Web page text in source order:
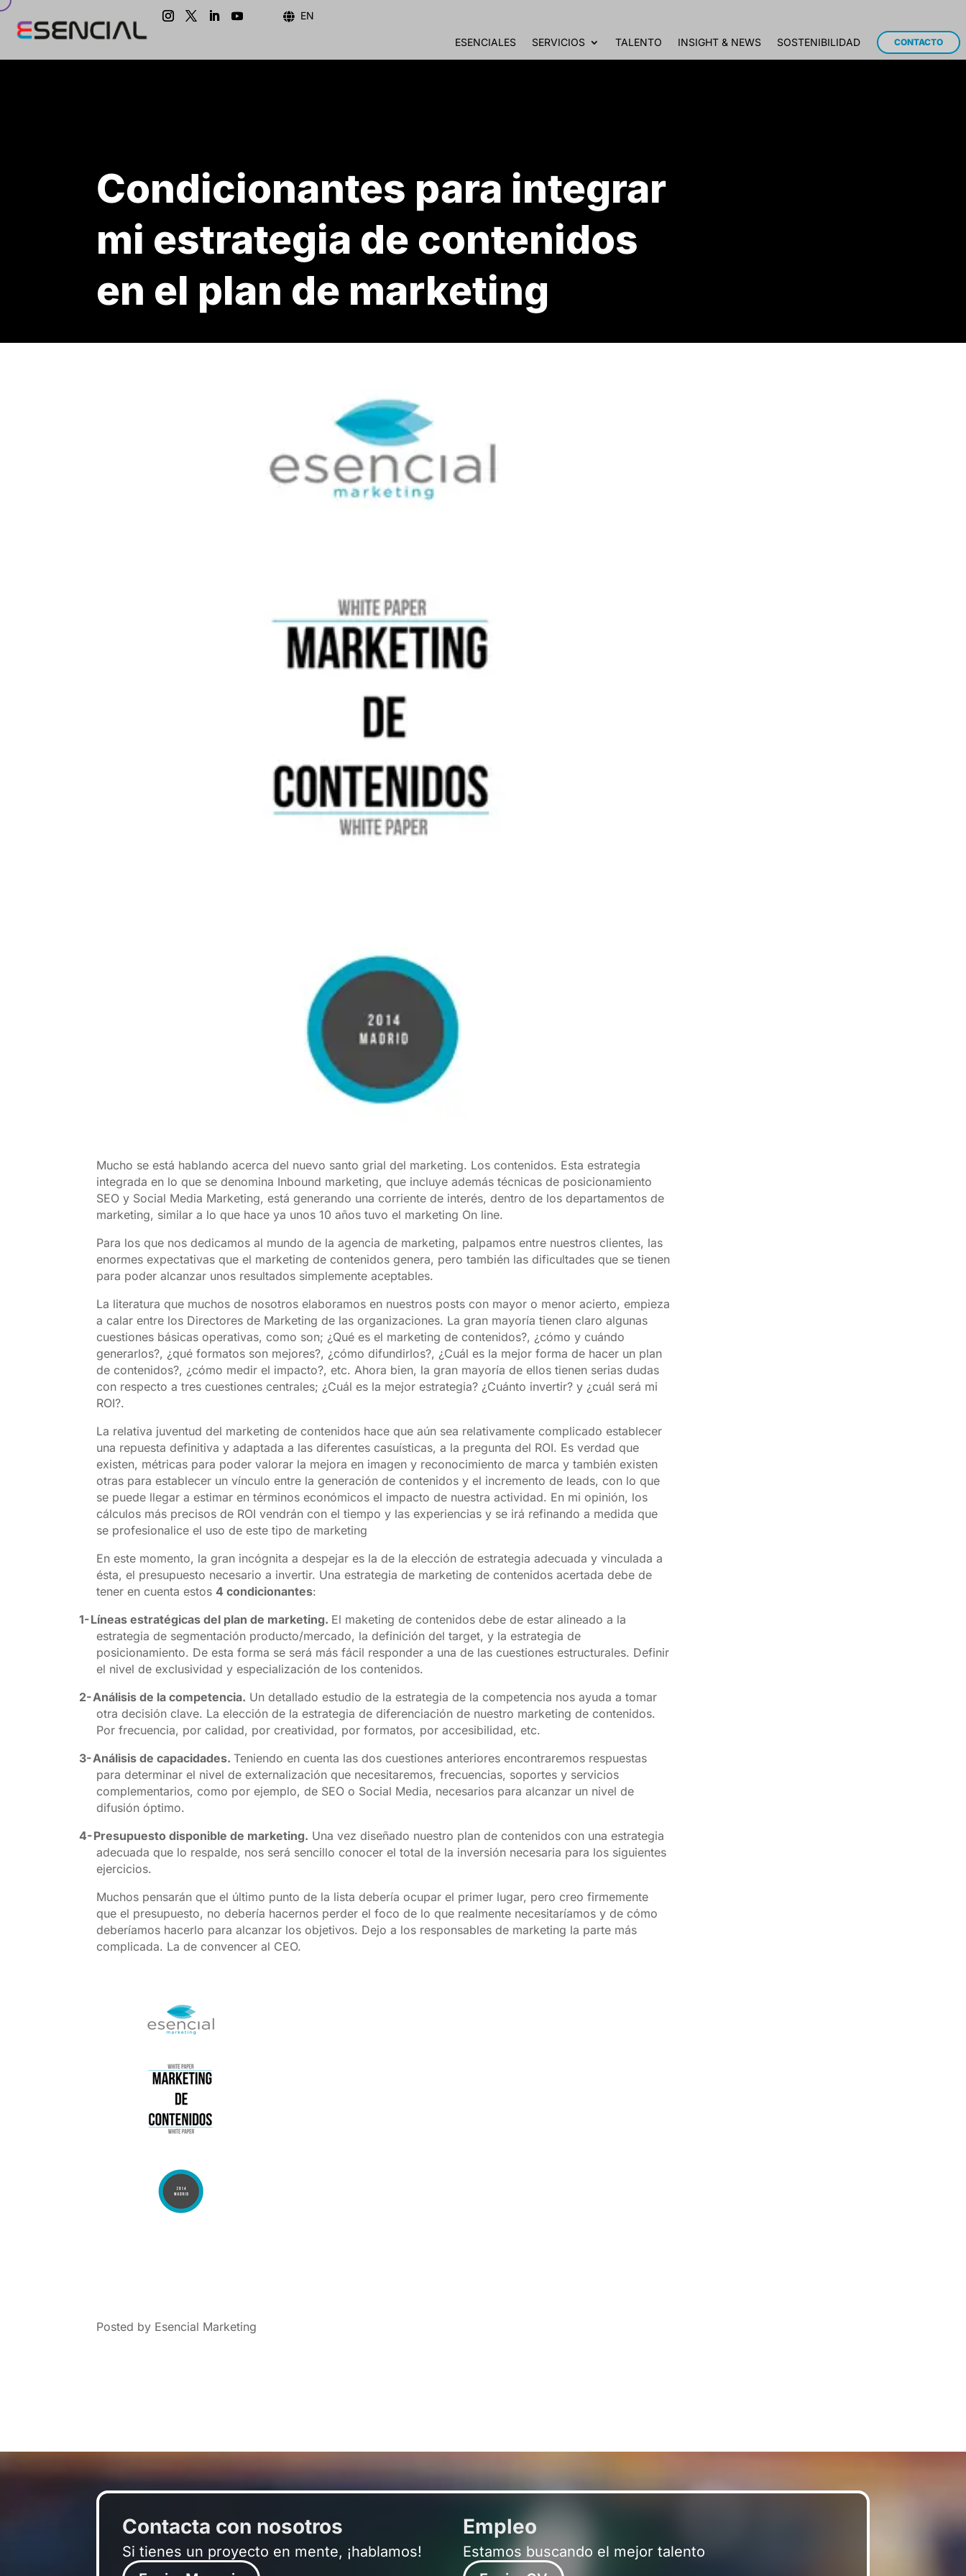
 EN
ESENCIALES SERVICIOS TALENTO INSIGHT & NEWS SOSTENIBILIDAD CONTACTO
Condicionantes para integrar
mi estrategia de contenidos
en el plan de marketing
Mucho se está hablando acerca del nuevo santo grial del marketing. Los contenidos. Esta estrategia
integrada en lo que se denomina Inbound marketing, que incluye además técnicas de posicionamiento
SEO y Social Media Marketing, está generando una corriente de interés, dentro de los departamentos de
marketing, similar a lo que hace ya unos 10 años tuvo el marketing On line.
Para los que nos dedicamos al mundo de la agencia de marketing, palpamos entre nuestros clientes, las
enormes expectativas que el marketing de contenidos genera, pero también las dificultades que se tienen
para poder alcanzar unos resultados simplemente aceptables.
La literatura que muchos de nosotros elaboramos en nuestros posts con mayor o menor acierto,empieza
a calar entre los Directores de Marketing de las organizaciones. La gran mayoría tienen claro algunas
cuestiones básicas operativas, como son; ¿Qué es el marketing de contenidos?, ¿cómo y cuándo
generarlos?, ¿qué formatos son mejores?, ¿cómo difundirlos?, ¿Cuál es la mejor forma de hacer un plan
de contenidos?, ¿cómo medir el impacto?, etc. Ahora bien, la gran mayoría de ellos tienen serias dudas
con respecto a tres cuestiones centrales; ¿Cuál es la mejor estrategia? ¿Cuánto invertir? y ¿cuál será mi
ROI?.
La relativa juventud del marketing de contenidos hace que aún sea relativamente complicado establecer
una repuesta definitiva y adaptada a las diferentes casuísticas, a la pregunta del ROI. Es verdad que
existen, métricas para poder valorar la mejora en imagen y reconocimiento de marca y también existen
otras para establecer un vínculo entre la generación de contenidos y el incremento de leads, con lo que
se puede llegar a estimar en términos económicos el impacto de nuestra actividad. En mi opinión, los
cálculos más precisos de ROI vendrán con el tiempo y las experiencias y se irá refinando a medida que
se profesionalice el uso de este tipo de marketing
En este momento, la gran incógnita a despejar es la de la elección de estrategia adecuada y vinculada a
ésta, el presupuesto necesario a invertir. Una estrategia de marketing de contenidos acertada debe de
tener en cuenta estos4 condicionantes:
1-Líneas estratégicas del plan de marketing. El maketing de contenidos debe de estar alineado a la
estrategia de segmentación producto/mercado, la definición del target, y la estrategia de
posicionamiento. De esta forma se será más fácil responder a una de las cuestiones estructurales. Definir
el nivel deexclusividad y especialización de los contenidos.
2-Análisis de la competencia. Un detallado estudio de la estrategia de la competencia nos ayuda a tomar
otra decisión clave. La elección de la estrategia de diferenciación de nuestro marketing de contenidos.
Por frecuencia, por calidad, por creatividad, por formatos, por accesibilidad, etc.
3-Análisis de capacidades.Teniendo en cuenta las dos cuestiones anteriores encontraremos respuestas
para determinar el nivel de externalización que necesitaremos, frecuencias, soportes y servicios
complementarios, como por ejemplo, de SEO o Social Media, necesarios para alcanzar un nivel de
difusión óptimo.
4-Presupuesto disponible de marketing. Una vez diseñado nuestro plan de contenidos con una estrategia
adecuada que lo respalde, nos será sencillo conocer el total de la inversión necesaria para los siguientes
ejercicios.
Muchos pensarán que el último punto de la lista debería ocupar el primer lugar, pero creo firmemente
que el presupuesto, no debería hacernos perder el foco de lo que realmente necesitaríamos y de cómo
deberíamos hacerlo para alcanzar los objetivos. Dejo a los responsables de marketing la parte más
complicada. La de convencer al CEO.
Posted by Esencial Marketing
Contacta con nosotros
Si tienes un proyecto en mente, ¡hablamos!
Empleo
Estamos buscando el mejor talento